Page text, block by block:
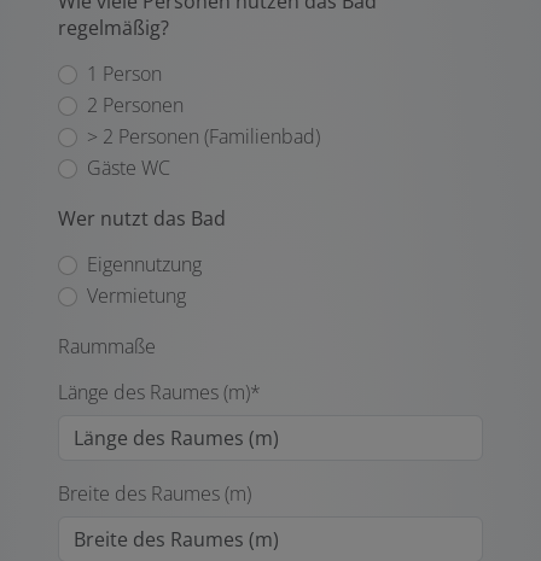
regelmäßig?
1 Person
2 Personen
> 2 Personen (Familienbad)
Gäste WC
Wer nutzt das Bad
Eigennutzung
Vermietung
Raummaße
Länge des Raumes (m)*
Breite des Raumes (m)